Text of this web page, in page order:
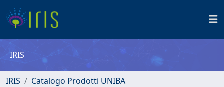
IRIS
IRIS
Catalogo Prodotti UNIBA